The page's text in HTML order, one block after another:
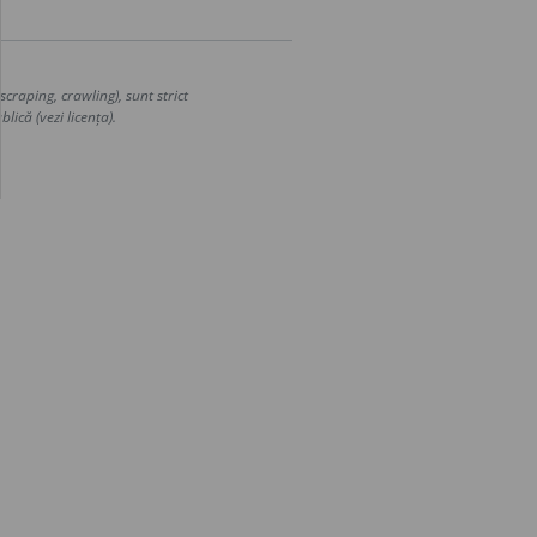
crawling), sunt strict
(vezi licența).